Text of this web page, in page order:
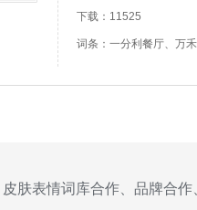
下载：11525
词条：一分利餐厅、万
皮肤表情词库合作、品牌合